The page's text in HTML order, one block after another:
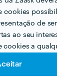
cookies
de
ao seu
cookies a
permanência
a fotografar.
importante
de luz